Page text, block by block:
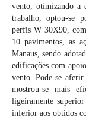
vento, otimizando a
trabalho, optou-se
perfis W 30X90,
10 pavimentos, as
Manaus, sendo
edificações com
vento. Pode-se
mostrou-se mais
ligeiramente
inferior aos obtidos